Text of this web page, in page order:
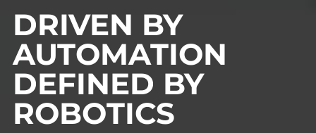
DRIVEN BY
AUTOMATION
DEFINED BY
ROBOTICS